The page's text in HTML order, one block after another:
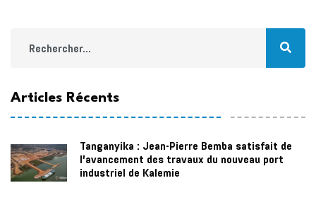
Articles Récents
Tanganyika : Jean-Pierre Bemba satisfait de
l’avancement des travaux du nouveau port
industriel de Kalemie